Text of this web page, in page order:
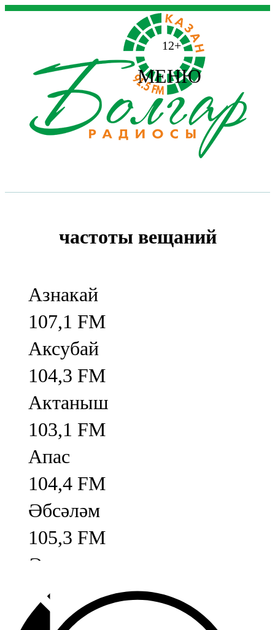
12+
МЕНЮ
частоты вещаний
Азнакай
107,1 FM
Аксубай
104,3 FM
Актаныш
103,1 FM
Апас
104,4 FM
Әбсәләм
105,3 FM
Әлмәт
92,9 FM
Базарлы матак